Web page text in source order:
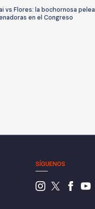
vs Flores: la bochornosa pelea
en el Congreso
SÍGUENOS